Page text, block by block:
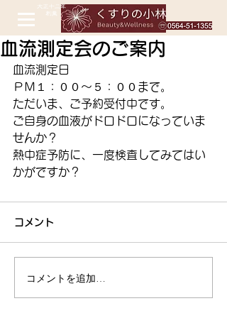
血流測定会のご案内
血流測定日
ＰＭ１：００～５：００まで。
ただいま、ご予約受付中です。
ご自身の血液がドロドロになっていま
せんか？
熱中症予防に、一度検査してみてはい
かがですか？
コメント
コメントを追加…